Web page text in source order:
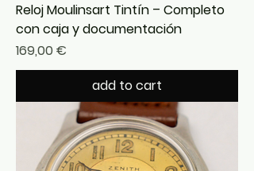
Reloj Moulinsart Tintín – Completo
con caja y documentación
Precio
169,00 €
add to cart